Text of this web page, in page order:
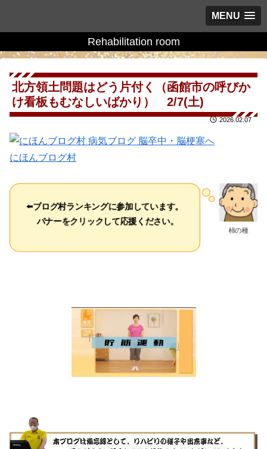
MENU
Rehabilitation room
北方領土問題はどう片付く（函館市の呼びか
け看板もむなしいばかり） 2/7(土)
2026.02.07
にほんブログ村
柿の種
⬅️ブログ村ランキングに参加しています。
バナーをクリックして応援ください。